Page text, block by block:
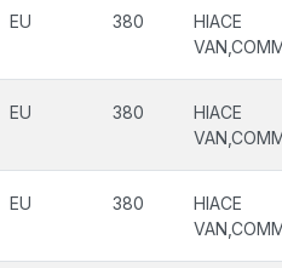
EU 380
HIACE
EU 380
HIACE
EU 380
HIACE